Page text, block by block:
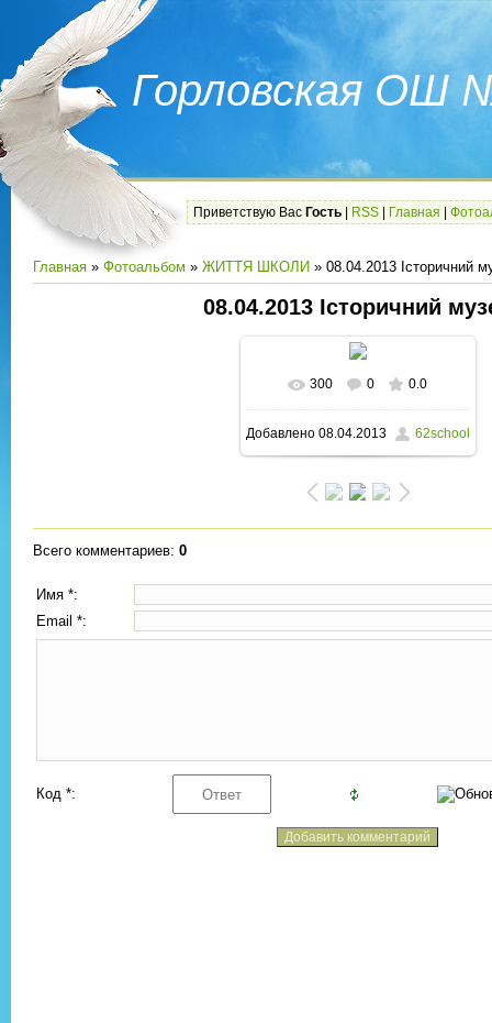
Горловская ОШ
Приветствую Вас Гость RSS Главная
Главная » Фотоальбом » ЖИТТЯ ШКОЛИ » 08.04.2013 Історичний
08.04.2013 Історичний
В реальном размере
1600x1200/ 200.9Kb
300 0 0.0
Добавлено08.04.2013 62school
Всего комментариев: 0
Имя *:
Email *:
Код *: